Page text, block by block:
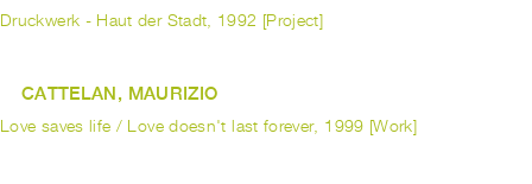
Druckwerk - Haut der Stadt, 1992 [Project]
CATTELAN, MAURIZIO
Love saves life / Love doesn't last forever, 1999 [Work]